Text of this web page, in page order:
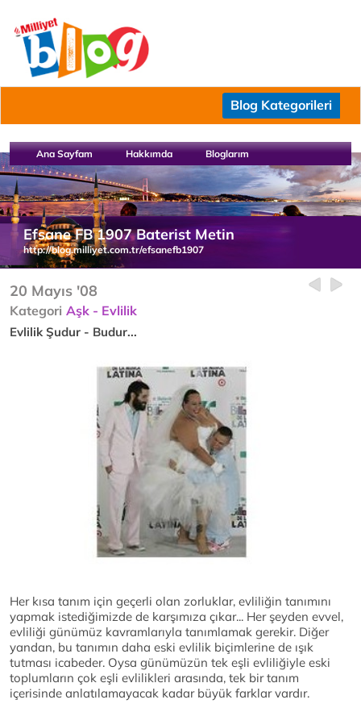
Blog Kategorileri
Ana Sayfam Hakkımda Bloglarım
Efsane FB 1907 Baterist Metin
http://blog.milliyet.com.tr/efsanefb1907
20 Mayıs '08
Kategori Aşk - Evlilik
Evlilik Şudur - Budur...
Her kısa tanım için geçerli olan zorluklar, evliliğin tanımını
yapmak istediğimizde de karşımıza çıkar... Her şeyden evvel,
evliliği günümüz kavramlarıyla tanımlamak gerekir. Diğer
yandan, bu tanımın daha eski evlilik biçimlerine de ışık
tutması icabeder. Oysa günümüzün tek eşli evliliğiyle eski
toplumların çok eşli evlilikleri arasında, tek bir tanım
içerisinde anlatılamayacak kadar büyük farklar vardır.